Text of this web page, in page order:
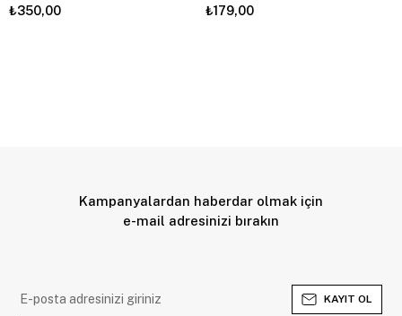
₺350,00 ₺179,00
Kampanyalardan haberdar olmak için
e-mail adresinizi bırakın
KAYIT OL